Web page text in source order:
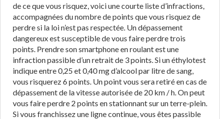
de ce que vous risquez, voici une courte liste d’infractions,
accompagnées du nombre de points que vous risquez de
perdre si la loi n’est pas respectée. Un dépassement
dangereux est susceptible de vous faire perdre trois
points. Prendre son smartphone en roulant est une
infraction passible d’un retrait de 3 points. Si un éthylotest
indique entre 0,25 et 0,40 mg d’alcool par litre de sang,
vous risquerez 6 points. Un point vous sera retiré en cas de
dépassement de la vitesse autorisée de 20 km / h. On peut
vous faire perdre 2 points en stationnant sur un terre-plein.
Si vous franchissez une ligne continue, vous êtes passible